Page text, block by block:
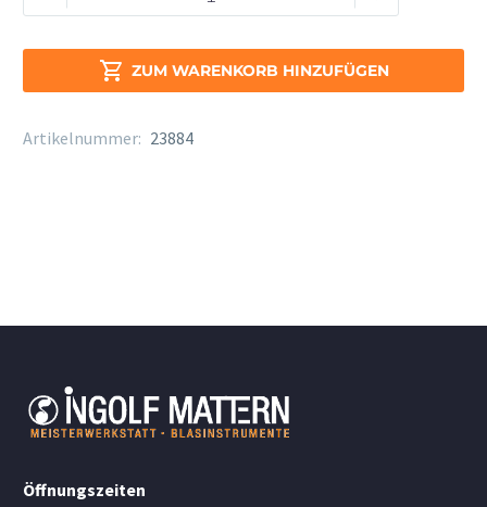
Royal
Stärke
Menge
 ZUM WARENKORB HINZUFÜGEN
Artikelnummer: 23884
Öffnungszeiten